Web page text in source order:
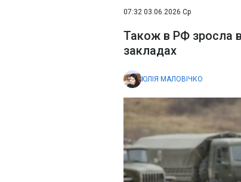
07:32 03.06.2026 Ср
Також в РФ зросла
закладах
ЮЛІЯ МАЛОВІЧКО